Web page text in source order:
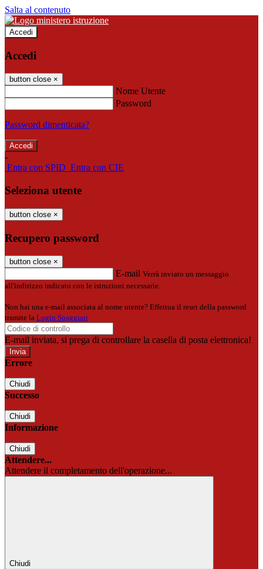
Salta al contenuto
Accedi
Accedi
button close ×
Nome Utente
Password
Password dimenticata?
-
Entra con SPID Entra con CIE
Seleziona utente
button close ×
Recupero password
button close ×
E-mail Verrà inviato un messaggio
all'indirizzo indicato con le istruzioni necessarie.
Non hai una e-mail associata al nome utente? Effettua il reset della password
tramite la Login Spaggiari
E-mail inviata, si prega di controllare la casella di posta elettronica!
Errore
Chiudi
Successo
Chiudi
Informazione
Chiudi
Attendere...
Attendere il completamento dell'operazione...
Chiudi